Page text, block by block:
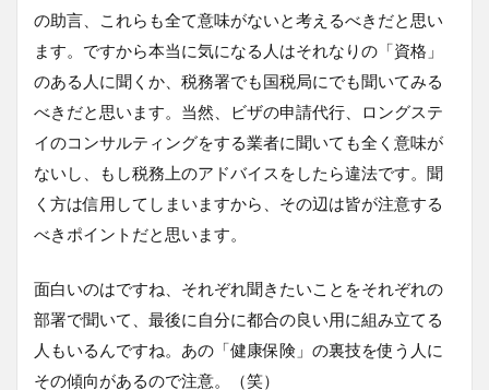
の助言、これらも全て意味がないと考えるべきだと思い
ます。ですから本当に気になる人はそれなりの「資格」
のある人に聞くか、税務署でも国税局にでも聞いてみる
べきだと思います。当然、ビザの申請代行、ロングステ
イのコンサルティングをする業者に聞いても全く意味が
ないし、もし税務上のアドバイスをしたら違法です。聞
く方は信用してしまいますから、その辺は皆が注意する
べきポイントだと思います。
面白いのはですね、それぞれ聞きたいことをそれぞれの
部署で聞いて、最後に自分に都合の良い用に組み立てる
人もいるんですね。あの「健康保険」の裏技を使う人に
その傾向があるので注意。（笑）